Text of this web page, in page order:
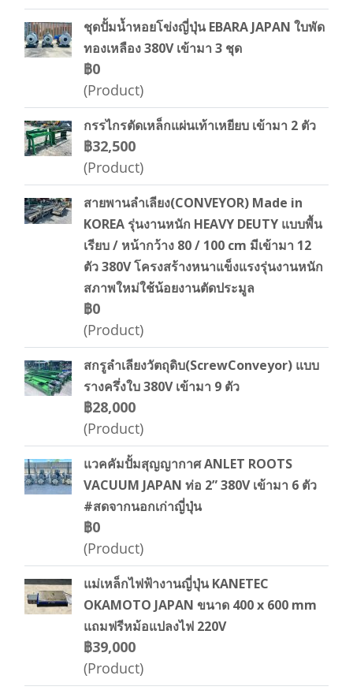
ชุดปั้มน้ำหอยโข่งญี่ปุ่น EBARA JAPAN ใบพัด
ทองเหลือง 380V เข้ามา 3 ชุด
฿0
(Product)
กรรไกรตัดเหล็กแผ่นเท้าเหยียบ เข้ามา 2 ตัว
฿32,500
(Product)
สายพานลำเลียง(CONVEYOR) Made in
KOREA รุ่นงานหนัก HEAVY DEUTY แบบพื้น
เรียบ / หน้ากว้าง 80 / 100 cm มีเข้ามา 12
ตัว 380V โครงสร้างหนาแข็งแรงรุ่นงานหนัก
สภาพใหม่ใช้น้อยงานตัดประมูล
฿0
(Product)
สกรูลำเลียงวัตถุดิบ(ScrewConveyor) แบบ
รางครึ่งใบ 380V เข้ามา 9 ตัว
฿28,000
(Product)
แวคคัมปั้มสุญญากาศ ANLET ROOTS
VACUUM JAPAN ท่อ 2” 380V เข้ามา 6 ตัว
#สดจากนอกเก่าญี่ปุ่น
฿0
(Product)
แม่เหล็กไฟฟ้างานญี่ปุ่น KANETEC
OKAMOTO JAPAN ขนาด 400 x 600 mm
แถมฟรีหม้อแปลงไฟ 220V
฿39,000
(Product)